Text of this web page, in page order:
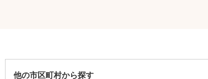
他の市区町村から探す